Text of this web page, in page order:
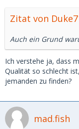
Zitat von
Auch ein Grund
Ich verstehe ja, dass
Qualität so schlecht
jemanden zu finden?
mad.fish